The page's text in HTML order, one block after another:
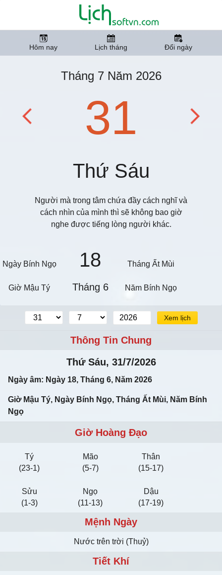
Hôm nay Lịch tháng Đổi ngày
Tháng 7 Năm 2026
31
Thứ Sáu
Người mà trong tâm chứa đầy cách nghĩ và
cách nhìn của mình thì sẽ không bao giờ
nghe được tiếng lòng người khác.
Ngày Bính Ngọ 18 Tháng Ất Mùi
Giờ Mậu Tý Tháng 6 Năm Bính Ngọ
Xem lịch
Thông Tin Chung
Thứ Sáu, 31/7/2026
Ngày âm: Ngày 18, Tháng 6, Năm 2026
Giờ Mậu Tý, Ngày Bính Ngọ, Tháng Ất Mùi, Năm Bính
Ngọ
Giờ Hoàng Đạo
Tý
(23-1)
Mão
(5-7)
Thân
(15-17)
Sửu
(1-3)
Ngọ
(11-13)
Dậu
(17-19)
Mệnh Ngày
Nước trên trời (Thuỷ)
Tiết Khí